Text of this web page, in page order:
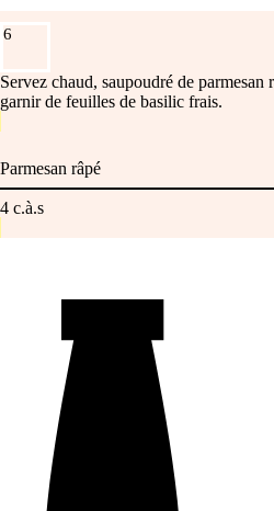
6
Servez chaud, saupoudré de parmesan
garnir de feuilles de basilic frais.
Parmesan râpé
4 c.à.s